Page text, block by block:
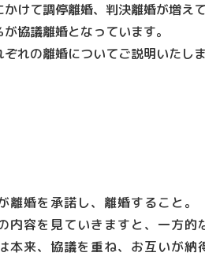
けて調停離婚、判決離婚が増え
協議離婚となっています。
れの離婚についてご説明いたしま
離婚を承諾し、離婚すること。
内容を見ていきますと、一方
本来、協議を重ね、お互いが納